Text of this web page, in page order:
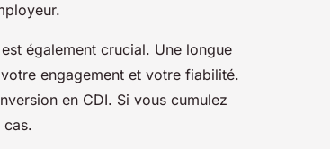
est également crucial. Une longue
engagement et votre fiabilité.
en CDI. Si vous cumulez
cas.